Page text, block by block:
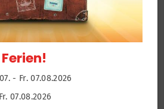
- Fr. 07.08.2026
07.08.2026